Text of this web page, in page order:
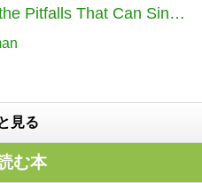
Pitfalls That Can Sink
Foundation
Entrepreneurship)
見る
む本